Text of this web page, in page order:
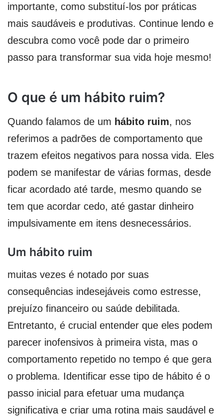
importante, como substituí-los por práticas
mais saudáveis e produtivas. Continue lendo e
descubra como você pode dar o primeiro
passo para transformar sua vida hoje mesmo!
O que é um hábito ruim?
Quando falamos de um hábito ruim, nos
referimos a padrões de comportamento que
trazem efeitos negativos para nossa vida. Eles
podem se manifestar de várias formas, desde
ficar acordado até tarde, mesmo quando se
tem que acordar cedo, até gastar dinheiro
impulsivamente em itens desnecessários.
Um hábito ruim
muitas vezes é notado por suas
consequências indesejáveis como estresse,
prejuízo financeiro ou saúde debilitada.
Entretanto, é crucial entender que eles podem
parecer inofensivos à primeira vista, mas o
comportamento repetido no tempo é que gera
o problema. Identificar esse tipo de hábito é o
passo inicial para efetuar uma mudança
significativa e criar uma rotina mais saudável e